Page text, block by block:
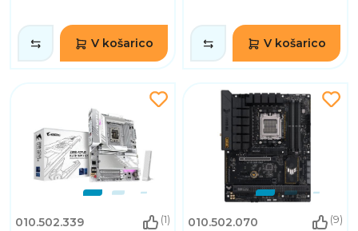
V košarico V košarico
010.502.339 (1) 010.502.070 (9)